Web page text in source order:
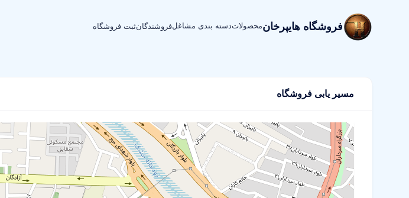
فروشگاه هایپرخانمحصولاتدسته بندی مشاغلفروشندگانثبت فروشگاه
مسیر یابی فروشگاه